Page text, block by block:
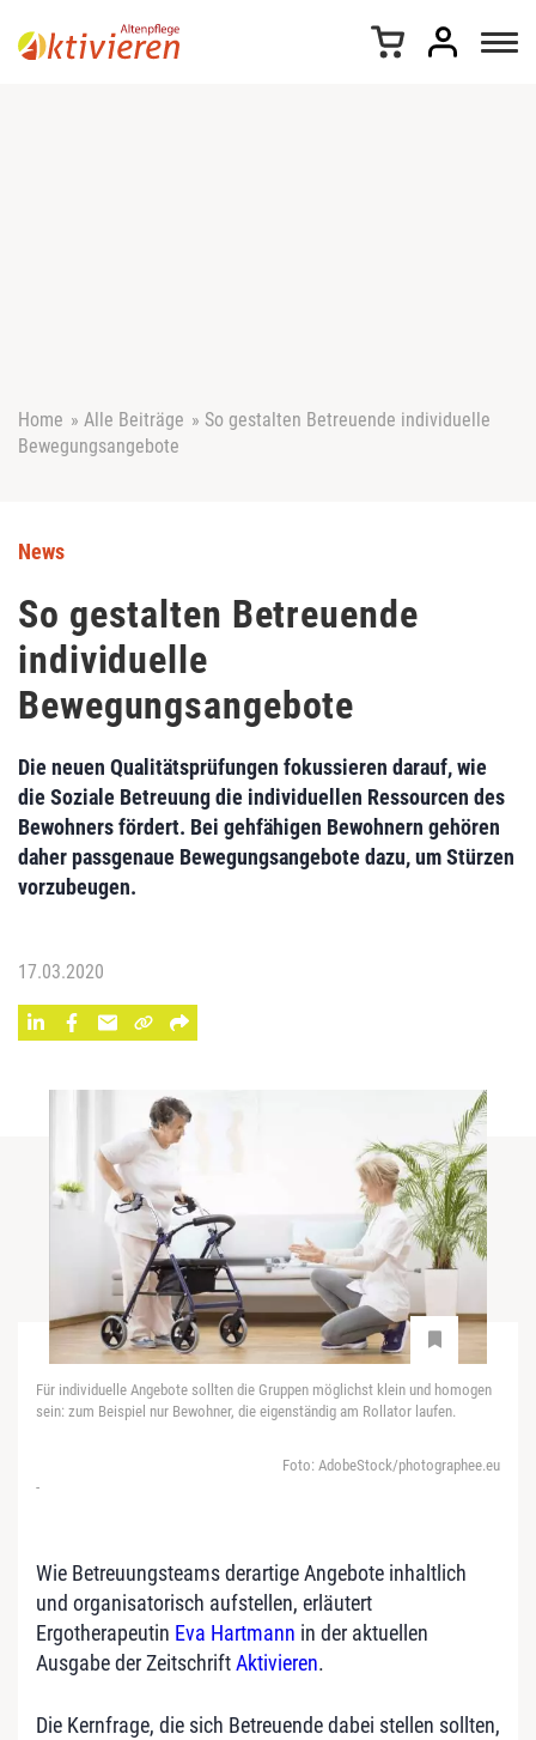
Home » Alle Beiträge » So gestalten Betreuende individuelle
Bewegungsangebote
News
So gestalten Betreuende
individuelle
Bewegungsangebote
Die neuen Qualitätsprüfungen fokussieren darauf, wie
die Soziale Betreuung die individuellen Ressourcen des
Bewohners fördert. Bei gehfähigen Bewohnern gehören
daher passgenaue Bewegungsangebote dazu, um Stürzen
vorzubeugen.
17.03.2020
Für individuelle Angebote sollten die Gruppen möglichst klein und homogen
sein: zum Beispiel nur Bewohner, die eigenständig am Rollator laufen.
Foto: AdobeStock/photographee.eu
-
Wie Betreuungsteams derartige Angebote inhaltlich
und organisatorisch aufstellen, erläutert
Ergotherapeutin Eva Hartmann in der aktuellen
Ausgabe der ZeitschriftAktivieren.
Die Kernfrage, die sich Betreuende dabei stellen sollten,